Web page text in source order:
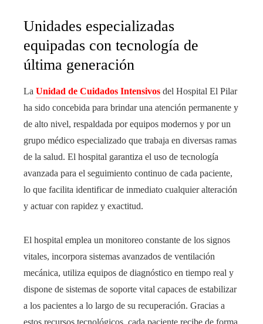
Unidades especializadas
equipadas con tecnología de
última generación
La Unidad de Cuidados Intensivos del Hospital El Pilar
ha sido concebida para brindar una atención permanente y
de alto nivel, respaldada por equipos modernos y por un
grupo médico especializado que trabaja en diversas ramas
de la salud. El hospital garantiza el uso de tecnología
avanzada para el seguimiento continuo de cada paciente,
lo que facilita identificar de inmediato cualquier alteración
y actuar con rapidez y exactitud.
El hospital emplea un monitoreo constante de los signos
vitales, incorpora sistemas avanzados de ventilación
mecánica, utiliza equipos de diagnóstico en tiempo real y
dispone de sistemas de soporte vital capaces de estabilizar
a los pacientes a lo largo de su recuperación. Gracias a
estos recursos tecnológicos, cada paciente recibe de forma